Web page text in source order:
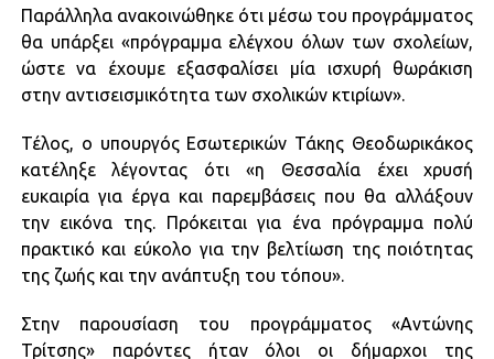
Παράλληλα ανακοινώθηκε ότι μέσω του προγράμματος
θα υπάρξει «πρόγραμμα ελέγχου όλων των σχολείων,
ώστε να έχουμε εξασφαλίσει μία ισχυρή θωράκιση
στην αντισεισμικότητα των σχολικών κτιρίων».
Τέλος, ο υπουργός Εσωτερικών Τάκης Θεοδωρικάκος
κατέληξε λέγοντας ότι «η Θεσσαλία έχει χρυσή
ευκαιρία για έργα και παρεμβάσεις που θα αλλάξουν
την εικόνα της. Πρόκειται για ένα πρόγραμμα πολύ
πρακτικό και εύκολο για την βελτίωση της ποιότητας
της ζωής και την ανάπτυξη του τόπου».
Στην παρουσίαση του προγράμματος «Αντώνης
Τρίτσης» παρόντες ήταν όλοι οι δήμαρχοι της